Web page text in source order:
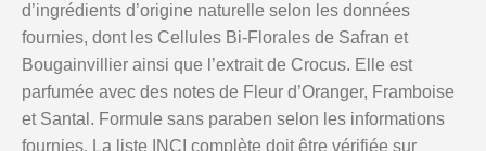
d’ingrédients d’origine naturelle selon les données
fournies, dont les Cellules Bi-Florales de Safran et
Bougainvillier ainsi que l’extrait de Crocus. Elle est
parfumée avec des notes de Fleur d’Oranger, Framboise
et Santal. Formule sans paraben selon les informations
fournies. La liste INCI complète doit être vérifiée sur